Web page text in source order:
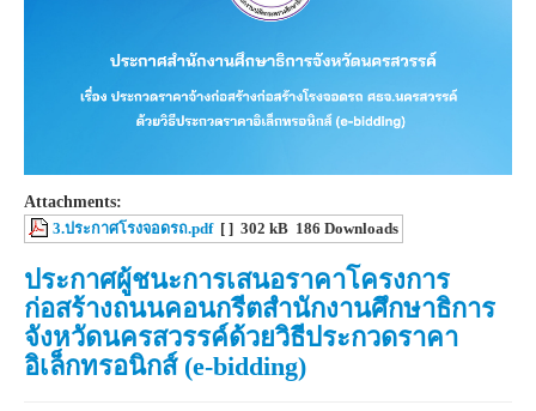
Attachments:
3.ประกาศโรงจอดรถ.pdf [ ] 302 kB 186 Downloads
ประกาศผู้ชนะการเสนอราคาโครงการ
ก่อสร้างถนนคอนกรีตสำนักงานศึกษาธิการ
จังหวัดนครสวรรค์ด้วยวิธีประกวดราคา
อิเล็กทรอนิกส์ (e-bidding)